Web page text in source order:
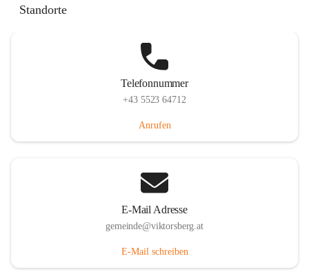
Standorte
Telefonnummer
+43 5523 64712
Anrufen
E-Mail Adresse
gemeinde@viktorsberg.at
E-Mail schreiben